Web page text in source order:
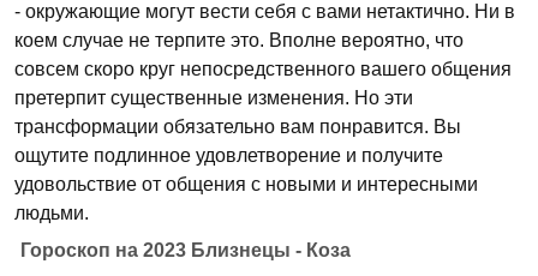
- окружающие могут вести себя с вами нетактично. Ни в
коем случае не терпите это. Вполне вероятно, что
совсем скоро круг непосредственного вашего общения
претерпит существенные изменения. Но эти
трансформации обязательно вам понравится. Вы
ощутите подлинное удовлетворение и получите
удовольствие от общения с новыми и интересными
людьми.
Гороскоп на 2023 Близнецы - Коза